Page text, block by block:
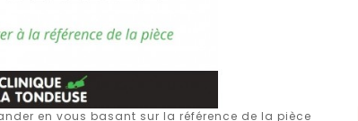
en vous basant sur la référence de la pièce